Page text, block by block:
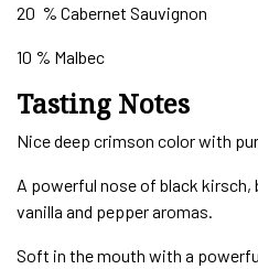
20 % Cabernet Sauvignon
10 % Malbec
Tasting Notes
Nice deep crimson color with
A powerful nose of black
vanilla and pepper aromas.
Soft in the mouth with a